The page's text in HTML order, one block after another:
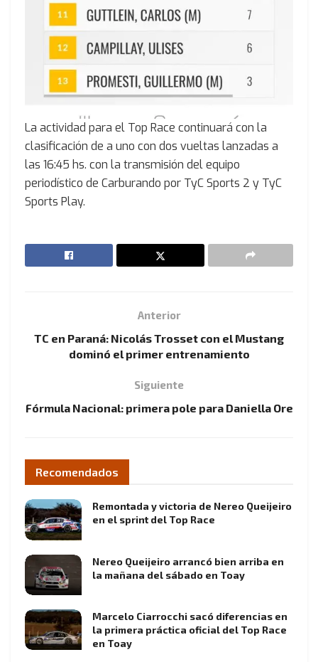
La actividad para el Top Race continuará con la
clasificación de a uno con dos vueltas lanzadas a
las 16:45 hs. con la transmisión del equipo
periodístico de Carburando por TyC Sports 2 y TyC
Sports Play.
Anterior
TC en Paraná: Nicolás Trosset con el Mustang
dominó el primer entrenamiento
Siguiente
Fórmula Nacional: primera pole para Daniella Ore
Recomendados
Remontada y victoria de Nereo Queijeiro
en el sprint del Top Race
Nereo Queijeiro arrancó bien arriba en
la mañana del sábado en Toay
Marcelo Ciarrocchi sacó diferencias en
la primera práctica oficial del Top Race
en Toay